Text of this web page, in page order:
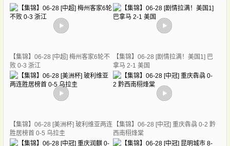
【集锦】06-28 [中超] 梅州客家6轮不
败 0-3 浙江
【集锦】06-28 [剧情拉满！美国1] 巴
拿马 2-1 美国
【集锦】06-28 [美洲杯] 玻利维亚两连
胜居榜首 0-5 乌拉圭
【集锦】06-28 [中冠] 重庆犇骉 0-2 黔
西南栩烽棠